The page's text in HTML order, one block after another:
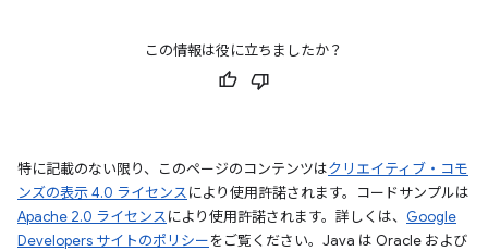
この情報は役に立ちましたか？
特に記載のない限り、このページのコンテンツはクリエイティブ・コモ
ンズの表示 4.0 ライセンスにより使用許諾されます。コードサンプルは
Apache 2.0 ライセンスにより使用許諾されます。詳しくは、 Google
Developers サイトのポリシーをご覧ください。Java は Oracle および